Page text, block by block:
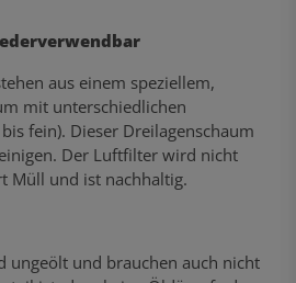
aus einem speziellem,
mit unterschiedlichen
fein). Dieser Dreilagenschaum
Der Luftfilter wird nicht
Müll und ist nachhaltig.
ungeölt und brauchen auch nicht